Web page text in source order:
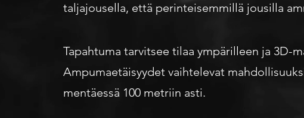
taljajousella, että perinteisemmillä jousilla
Tapahtuma tarvitsee tilaa ympärilleen ja 3D-
Ampumaetäisyydet vaihtelevat
mentäessä 100 metriin asti.